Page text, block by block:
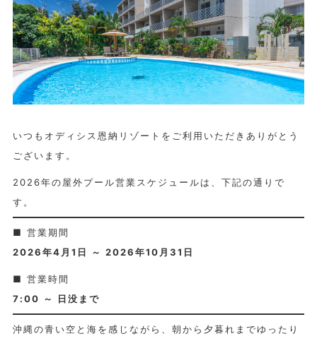
いつもオディシス恩納リゾートをご利用いただきありがとう
ございます。
2026年の屋外プール営業スケジュールは、下記の通りで
す。
■ 営業期間
2026年4月1日 ～ 2026年10月31日
■ 営業時間
7:00 ～ 日没まで
沖縄の青い空と海を感じながら、朝から夕暮れまでゆったり